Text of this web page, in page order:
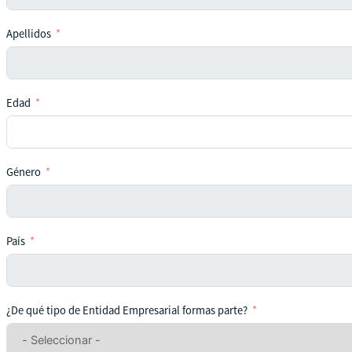
Apellidos
Edad
Género
País
¿De qué tipo de Entidad Empresarial formas parte?